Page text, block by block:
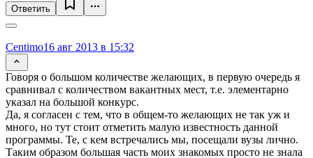
Ответить
Centimo16 авг 2013 в 15:32
Говоря о большом количестве желающих, в первую очередь я
сравнивал с количеством вакантных мест, т.е. элементарно
указал на большой конкурс.
Да, я согласен с тем, что в общем-то желающих не так уж и
много, но тут стоит отметить малую известность данной
программы. Те, с кем встречались мы, посещали вузы лично.
Таким образом большая часть моих знакомых просто не знала